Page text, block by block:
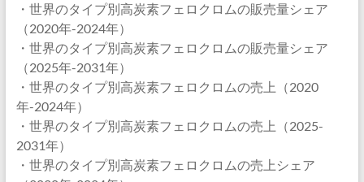
・世界のタイプ別高炭素フェロクロムの販売量シェア
（2020年-2024年）
・世界のタイプ別高炭素フェロクロムの販売量シェア
（2025年-2031年）
・世界のタイプ別高炭素フェロクロムの売上（2020
年-2024年）
・世界のタイプ別高炭素フェロクロムの売上（2025-
2031年）
・世界のタイプ別高炭素フェロクロムの売上シェア